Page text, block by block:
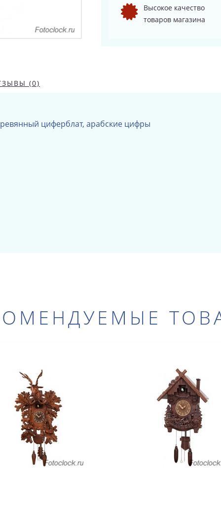
Высокое качество
товаров магазина
(0)
циферблат, арабские цифры